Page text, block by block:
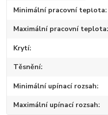
Minimální pracovní teplota
Maximální pracovní teplota
Krytí
Těsnění
Minimální upínací rozsah
Maximální upínací rozsah